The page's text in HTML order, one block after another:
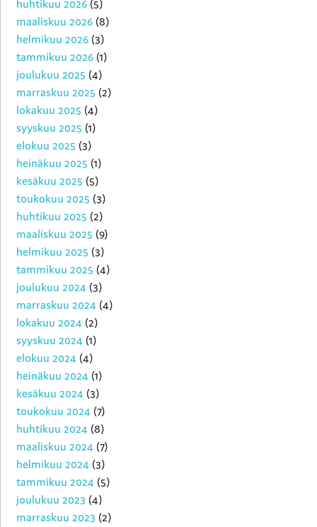
huhtikuu 2026 (5)
maaliskuu 2026 (8)
helmikuu 2026 (3)
tammikuu 2026 (1)
joulukuu 2025 (4)
marraskuu 2025 (2)
lokakuu 2025 (4)
syyskuu 2025 (1)
elokuu 2025 (3)
heinäkuu 2025 (1)
kesäkuu 2025 (5)
toukokuu 2025 (3)
huhtikuu 2025 (2)
maaliskuu 2025 (9)
helmikuu 2025 (3)
tammikuu 2025 (4)
joulukuu 2024 (3)
marraskuu 2024 (4)
lokakuu 2024 (2)
syyskuu 2024 (1)
elokuu 2024 (4)
heinäkuu 2024 (1)
kesäkuu 2024 (3)
toukokuu 2024 (7)
huhtikuu 2024 (8)
maaliskuu 2024 (7)
helmikuu 2024 (3)
tammikuu 2024 (5)
joulukuu 2023 (4)
marraskuu 2023 (2)